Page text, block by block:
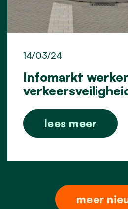
Infomarkt
14/03/24
lees meer
meer